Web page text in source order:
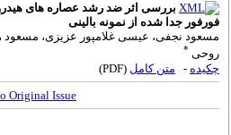
بررسی اثر ضد رشد عصاره های
فورفور جدا شده از نمونه بالینی
مسعود نجفی، عیسی غلامپور عزیزی، مسعود
روحی
چکیده - متن کامل(PDF)
to Original Issue